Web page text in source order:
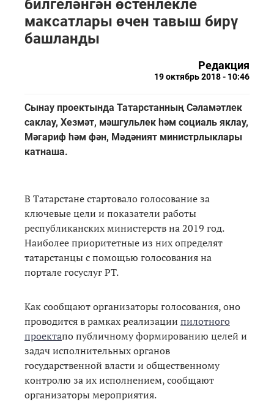
билгеләнгән өстенлекле
максатлары өчен тавыш бирү
башланды
Редакция
19 октябрь 2018 - 10:46
Сынау проектында Татарстанның Сәламәтлек
саклау, Хезмәт, мәшгульлек һәм социаль яклау,
Мәгариф һәм фән, Мәдәният министрлыклары
катнаша.
В Татарстане стартовало голосование за
ключевые цели и показатели работы
республиканских министерств на 2019 год.
Наиболее приоритетные из них определят
татарстанцы с помощью голосования на
портале госуслуг РТ.
Как сообщают организаторы голосования, оно
проводится в рамках реализации пилотного
проектапо публичному формированию целей и
задач исполнительных органов
государственной власти и общественному
контролю за их исполнением, сообщают
организаторы мероприятия.